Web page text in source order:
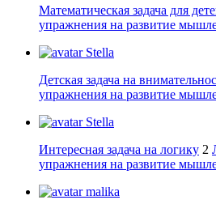
Математическая задача для
упражнения на развитие
Stella
Детская задача на
упражнения на развитие
Stella
Интересная задача на логику 2
упражнения на развитие
malika